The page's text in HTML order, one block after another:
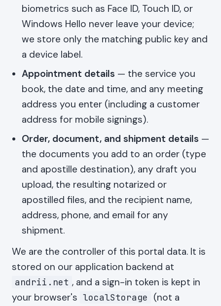
biometrics such as Face ID, Touch ID, or
Windows Hello never leave your device;
we store only the matching public key and
a device label.
Appointment details — the service you
book, the date and time, and any meeting
address you enter (including a customer
address for mobile signings).
Order, document, and shipment details —
the documents you add to an order (type
and apostille destination), any draft you
upload, the resulting notarized or
apostilled files, and the recipient name,
address, phone, and email for any
shipment.
We are the controller of this portal data. It is
stored on our application backend at
andrii.net , and a sign-in token is kept in
your browser's localStorage
(not a